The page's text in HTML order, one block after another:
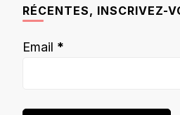
RÉCENTES, INSCRIVEZ-
Email *